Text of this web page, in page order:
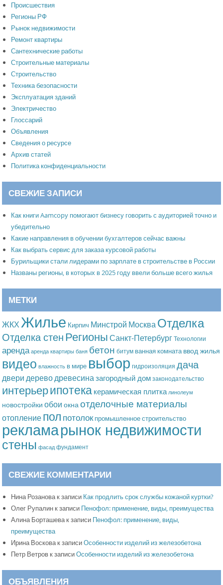
Происшествия
Регионы РФ
Рынок недвижимости
Ремонт квартиры
Сантехнические работы
Строительные материалы
Строительство
Техника безопасности
Эксплуатация зданий
Электричество
Глоссарий
Объявления
Сведения о ресурсе
Архив статей
Политика конфиденциальности
СВЕЖИЕ ЗАПИСИ
Как книги Aamcopy помогают бизнесу говорить с аудиторией точно и
убедительно
Какие направления в обучении бухгалтеров сейчас важны
Как выбрать сервис для заказа курсовой работы
Бурильщики стали лидерами по зарплате в строительстве в России
Названы регионы, в которых в 2025 году ввели больше всего жилья
МЕТКИ
ЖКХ Жилье Кирпич Минстрой МоскваОтделка
Отделка стенРегионы Санкт-Петербург Технологии
аренда аренда квартиры баня бетон битум ванная комната ввод жилья
видео влажность в мире выбор гидроизоляция дача
двери дереводревесиназагородный дом законодательство
интерьерипотека керамическая плитка линолеум
новостройки обои окнаотделочные материалы
отоплениепол потолок промышленное строительство
рекламарынок недвижимости
стены фасад фундамент
СВЕЖИЕ КОММЕНТАРИИ
Нина Розановак записи Как продлить срок службы кожаной куртки?
Олег Рупалин к записи Пенофол: применение, виды, преимущества
Алина Борташевак записи Пенофол: применение, виды,
преимущества
Ирина Восковак записиОсобенности изделий из железобетона
Петр Ветров к записиОсобенности изделий из железобетона
ОБЪЯВЛЕНИЯ